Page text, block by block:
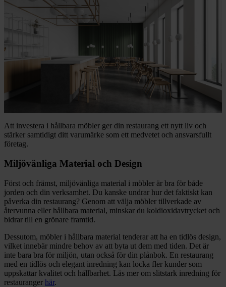
Att investera i hållbara möbler ger din restaurang ett nytt liv och
stärker samtidigt ditt varumärke som ett medvetet och ansvarsfullt
företag.
Miljövänliga Material och Design
Först och främst, miljövänliga material i möbler är bra för både
jorden och din verksamhet. Du kanske undrar hur det faktiskt kan
påverka din restaurang? Genom att välja möbler tillverkade av
återvunna eller hållbara material, minskar du koldioxidavtrycket och
bidrar till en grönare framtid.
Dessutom, möbler i hållbara material tenderar att ha en tidlös design,
vilket innebär mindre behov av att byta ut dem med tiden. Det är
inte bara bra för miljön, utan också för din plånbok. En restaurang
med en tidlös och elegant inredning kan locka fler kunder som
uppskattar kvalitet och hållbarhet. Läs mer om slitstark inredning för
restauranger här.